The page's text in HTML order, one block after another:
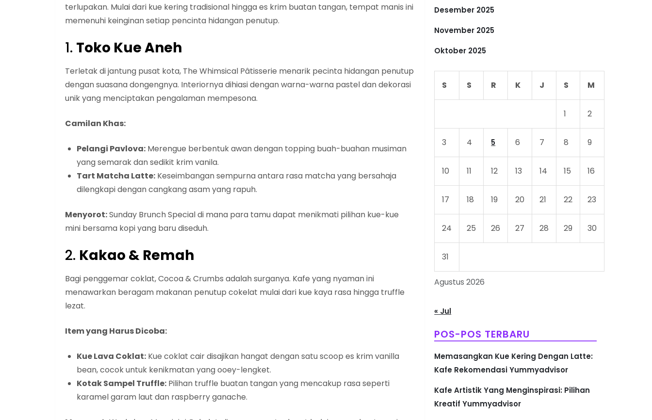
terlupakan. Mulai dari kue kering tradisional hingga es krim buatan tangan, tempat manis ini
memenuhi keinginan setiap pencinta hidangan penutup.
1. Toko Kue Aneh
Terletak di jantung pusat kota, The Whimsical Pâtisserie menarik pecinta hidangan penutup
dengan suasana dongengnya. Interiornya dihiasi dengan warna-warna pastel dan dekorasi
unik yang menciptakan pengalaman mempesona.
Camilan Khas:
Pelangi Pavlova: Merengue berbentuk awan dengan topping buah-buahan musiman
yang semarak dan sedikit krim vanila.
Tart Matcha Latte: Keseimbangan sempurna antara rasa matcha yang bersahaja
dilengkapi dengan cangkang asam yang rapuh.
Menyorot:Sunday Brunch Special di mana para tamu dapat menikmati pilihan kue-kue
mini bersama kopi yang baru diseduh.
2. Kakao & Remah
Bagi penggemar coklat, Cocoa & Crumbs adalah surganya. Kafe yang nyaman ini
menawarkan beragam makanan penutup cokelat mulai dari kue kaya rasa hingga truffle
lezat.
Item yang Harus Dicoba:
Kue Lava Coklat: Kue coklat cair disajikan hangat dengan satu scoop es krim vanilla
bean, cocok untuk kenikmatan yang ooey-lengket.
Kotak Sampel Truffle: Pilihan truffle buatan tangan yang mencakup rasa seperti
karamel garam laut dan raspberry ganache.
Desember 2025
November 2025
Oktober 2025
Agustus 2026
S S R K J S M
1 2
3 4 5 6 7 8 9
10 11 12 13 14 15 16
17 18 19 20 21 22 23
24 25 26 27 28 29 30
31
« Jul
POS-POS TERBARU
Memasangkan Kue Kering Dengan Latte:
Kafe Rekomendasi Yummyadvisor
Kafe Artistik Yang Menginspirasi: Pilihan
Kreatif Yummyadvisor